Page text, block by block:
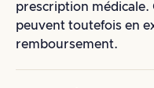
prescription médicale.
peuvent toutefois en
remboursement.